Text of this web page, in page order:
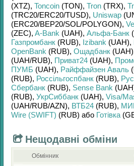
(XTZ), Toncoin (TON), Tron (TRX),
(TRC20/ERC20/TUSD), Uniswap
(ERC20/BEP20/SOL/POLYGON),
(ZEC), A-Bank (UAH), Альфа-Банк
Газпромбанк (RUB), Izibank (UAH),
OpenBank (RUB), Ощадбанк (UAH)
(UAH/RUB), Приват24 (UAH),
ПУМБ (UAH), Райффайзен Аваль
(RUB), Россільгоспбанк (RUB),
Сбербанк (RUB), Sense Bank
(RUB), УкрСиббанк (UAH), Visa/
(UAH/RUB/AZN), ВТБ24 (RUB),
Wire (SWIFT) (RUB) або Готівка
Нещодавні обміни
Обмінник